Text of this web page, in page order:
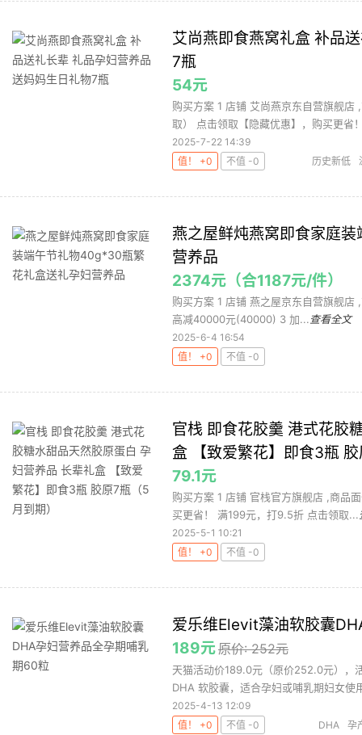
艾尚燕即食燕窝礼盒 补品
7瓶
54元
购买方案 1 店铺 艾尚燕京东自营旗舰店
取） 点击领取【隐藏优惠】，购买更省
2025-7-22 14:39
值！ +0
不值 -0 历史新低
燕之屋鲜炖燕窝即食家庭
营养品
2374元（合1187元/件）
购买方案 1 店铺 燕之屋京东自营旗舰
高减40000元(40000) 3 加... 查看全文
2025-6-4 16:54
值！ +0
不值 -0
官栈 即食花胶羹 港式花胶
盒 【致爱繁花】即食3瓶
79.1元
购买方案 1 店铺 官栈官方旗舰店 ,商品
买更省！ 满199元，打9.5折 点击领取...
2025-5-1 10:21
值！ +0
不值 -0
爱乐维Elevit藻油软胶囊
189元原价: 252元
天猫活动价189.0元（原价252.0元），
DHA 软胶囊，适合孕妇或哺乳期妇女使
2025-4-13 12:09
值！ +0
不值 -0 DHA 孕